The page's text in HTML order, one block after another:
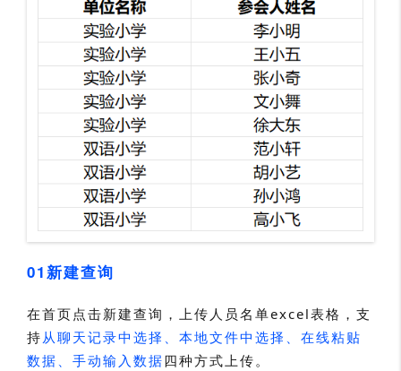
01新建查询
在首页点击新建查询，上传人员名单excel表格，支
持从聊天记录中选择、本地文件中选择、在线粘贴
数据、手动输入数据四种方式上传。